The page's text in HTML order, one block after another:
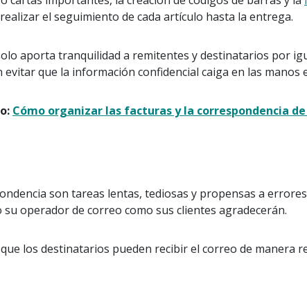
el seguimiento de cada artículo hasta la entrega.
aporta tranquilidad a remitentes y destinatarios por
que la información confidencial caiga en las manos
Cómo organizar las facturas y la correspondencia
son tareas lentas, tediosas y propensas a
operador de correo como sus clientes agradecerán.
los destinatarios pueden recibir el correo de manera